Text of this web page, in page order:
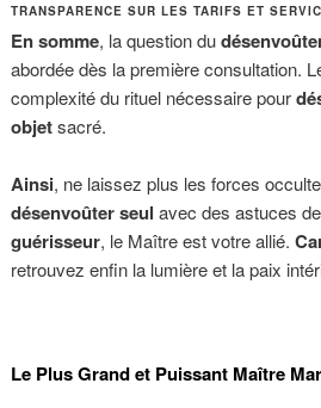
TRANSPARENCE SUR LES TARIFS ET
En somme, la question du
abordée dès la première consultation.
complexité du rituel nécessaire pour
objetsacré.
Ainsi, ne laissez plus les forces
désenvoûter seul avec des astuces
guérisseur, le Maître est votre allié.
retrouvez enfin la lumière et la paix
Le Plus Grand et Puissant Maître